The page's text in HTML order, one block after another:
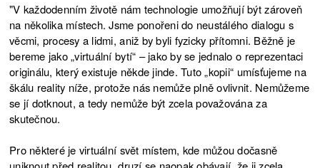
"V každodenním životě nám technologie umožňují být zároveň
na několika místech. Jsme ponořeni do neustálého dialogu s
věcmi, procesy a lidmi, aniž by byli fyzicky přítomni. Běžně je
bereme jako „virtuální bytí“ – jako by se jednalo o reprezentaci
originálu, který existuje někde jinde. Tuto „kopii“ umísťujeme na
škálu reality níže, protože nás nemůže plně ovlivnit. Nemůžeme
se jí dotknout, a tedy nemůže být zcela považována za
skutečnou.
Pro některé je virtuální svět místem, kde můžou dočasně